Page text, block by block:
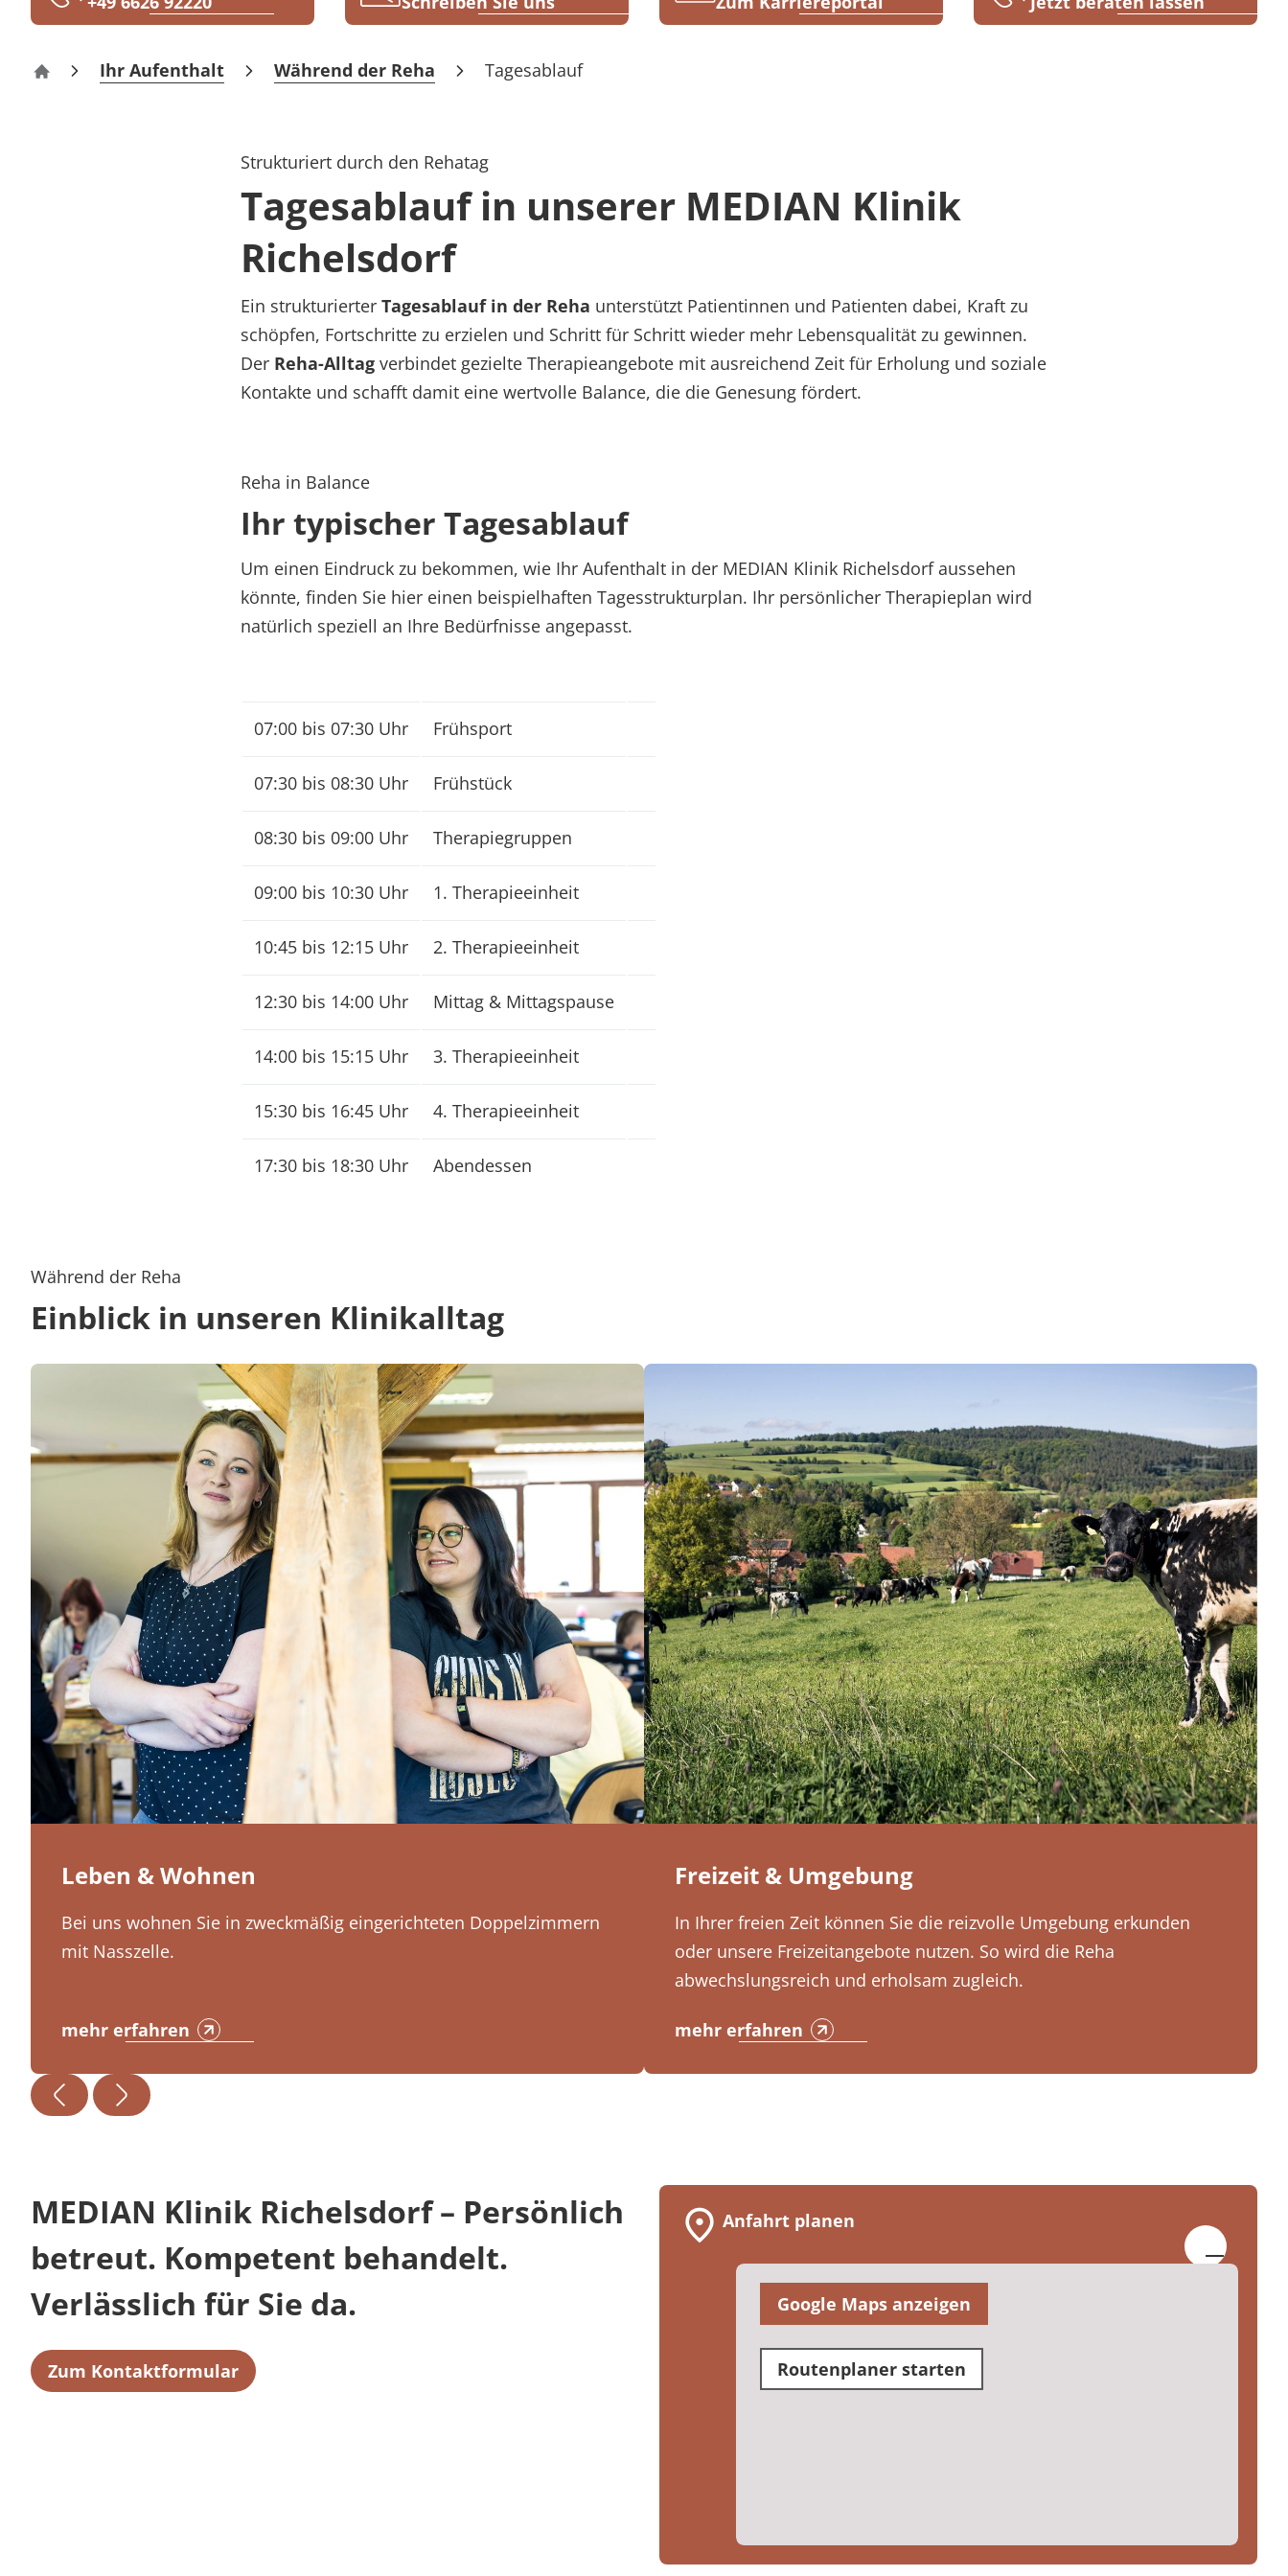
Rheumatologie
Klinik Richelsdorf
Ihr Aufenthalt Während der Reha Tagesablauf
Strukturiert durch den Rehatag
Tagesablauf in unserer MEDIAN Klinik
Richelsdorf
Ein strukturierter Tagesablauf in der Reha unterstützt Patientinnen und Patienten dabei, Kraft zu
schöpfen, Fortschritte zu erzielen und Schritt für Schritt wieder mehr Lebensqualität zu gewinnen.
Der Reha-Alltagverbindet gezielte Therapieangebote mit ausreichend Zeit für Erholung und soziale
Kontakte und schafft damit eine wertvolle Balance, die die Genesung fördert.
Reha in Balance
Ihr typischer Tagesablauf
Um einen Eindruck zu bekommen, wie Ihr Aufenthalt in der MEDIAN Klinik Richelsdorf aussehen
könnte, finden Sie hier einen beispielhaften Tagesstrukturplan. Ihr persönlicher Therapieplan wird
natürlich speziell an Ihre Bedürfnisse angepasst.
07:00 bis 07:30 Uhr Frühsport
07:30 bis 08:30 Uhr Frühstück
08:30 bis 09:00 Uhr Therapiegruppen
09:00 bis 10:30 Uhr 1. Therapieeinheit
10:45 bis 12:15 Uhr 2. Therapieeinheit
12:30 bis 14:00 Uhr Mittag & Mittagspause
14:00 bis 15:15 Uhr 3. Therapieeinheit
15:30 bis 16:45 Uhr 4. Therapieeinheit
17:30 bis 18:30 Uhr Abendessen
Während der Reha
Einblick in unseren Klinikalltag
Leben & Wohnen
Bei uns wohnen Sie in zweckmäßig eingerichteten Doppelzimmern
mit Nasszelle.
mehr erfahren
Freizeit & Umgebung
In Ihrer freien Zeit können Sie die reizvolle Umgebung erkunden
oder unsere Freizeitangebote nutzen. So wird die Reha
abwechslungsreich und erholsam zugleich.
mehr erfahren
MEDIAN Klinik Richelsdorf – Persönlich
betreut. Kompetent behandelt.
Verlässlich für Sie da.
Zum Kontaktformular
Anfahrt planen
Google Maps anzeigen
Routenplaner starten